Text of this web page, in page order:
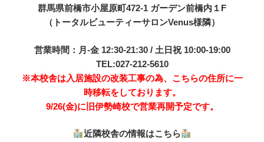
群馬県前橋市小屋原町472-1 ガーデン前橋内１F
（トータルビューティーサロンVenus様隣）
営業時間：月-金 12:30-21:30 / 土日祝 10:00-19:00
TEL:027-212-5610
※本校舎は入居施設の改装工事の為、こちらの住所に一
時移転をしております。
9/26(金)に旧伊勢崎校で営業再開予定です。
近隣校舎の情報はこちら